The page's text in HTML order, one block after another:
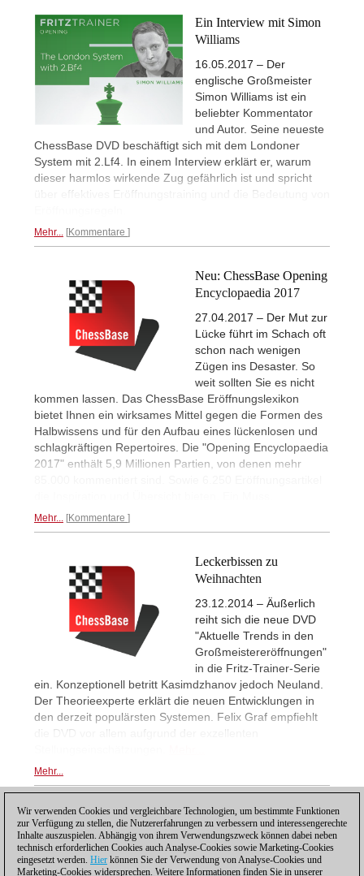
Ein Interview mit Simon
Williams
16.05.2017 – Der
englische Großmeister
Simon Williams ist ein
beliebter Kommentator
und Autor. Seine neueste
ChessBase DVD beschäftigt sich mit dem Londoner
System mit 2.Lf4. In einem Interview erklärt er, warum
dieser harmlos wirkende Zug gefährlich ist und spricht
über effektives Eröffnungstraining und die Bedeutung von
Mehr... Kommentare
Neu: ChessBase Opening
Encyclopaedia 2017
27.04.2017 – Der Mut zur
Lücke führt im Schach oft
schon nach wenigen
Zügen ins Desaster. So
weit sollten Sie es nicht
kommen lassen. Das ChessBase Eröffnungslexikon
bietet Ihnen ein wirksames Mittel gegen die Formen des
Halbwissens und für den Aufbau eines lückenlosen und
schlagkräftigen Repertoires. Die "Opening Encyclopaedia
2017" enthält 5,9 Millionen Partien, von denen mehr
Mehr... Kommentare
Leckerbissen zu
Weihnachten
23.12.2014 – Äußerlich
reiht sich die neue DVD
"Aktuelle Trends in den
Großmeistereröffnungen"
in die Fritz-Trainer-Serie
ein. Konzeptionell betritt Kasimdzhanov jedoch Neuland.
Der Theorieexperte erklärt die neuen Entwicklungen in
den derzeit populärsten Systemen. Felix Graf empfiehlt
die DVD vor allem aufgrund der exzellenten
Mehr...
1
Wir verwenden Cookies und vergleichbare Technologien, um bestimmte Funktionen
zur Verfügung zu stellen, die Nutzererfahrungen zu verbessern und interessengerechte
Inhalte auszuspielen. Abhängig von ihrem Verwendungszweck können dabei neben
technisch erforderlichen Cookies auch Analyse-Cookies sowie Marketing-Cookies
eingesetzt werden. Hier können Sie der Verwendung von Analyse-Cookies und
Marketing-Cookies widersprechen. Weitere Informationen finden Sie in unserer